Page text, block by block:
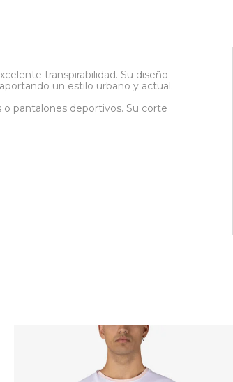
transpirabilidad. Su diseño
un estilo urbano y actual.
pantalones deportivos. Su corte